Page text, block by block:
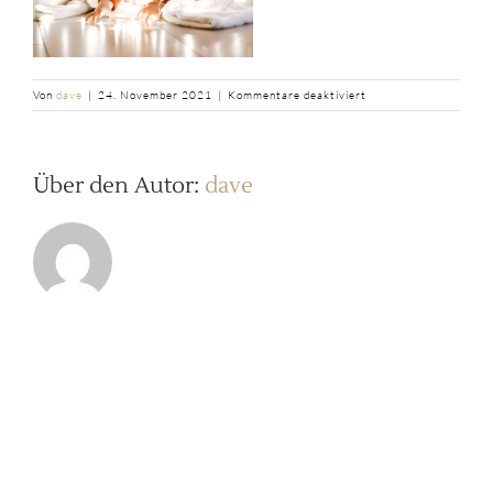
Von dave | 24. November 2021 | Kommentare deaktiviert
Über den Autor: dave